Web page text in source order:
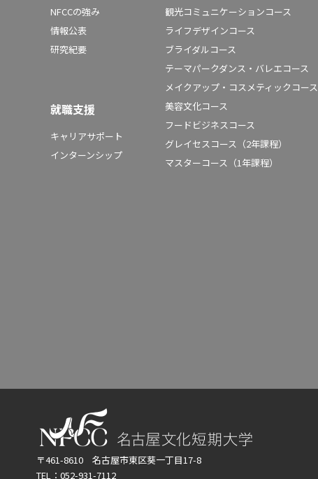
NFCCの強み
情報公表
研究紀要
就職支援
キャリアサポート
インターンシップ
観光コミュニケーションコース
ライフデザインコース
ブライダルコース
テーマパークダンス・バレエコース
メイクアップ・コスメティックコース
美容文化コース
フードビジネスコース
グレイセスコース（2年課程）
マスターコース（1年課程）
〒461-8610 名古屋市東区葵一丁目17-8
TEL：052-931-7112